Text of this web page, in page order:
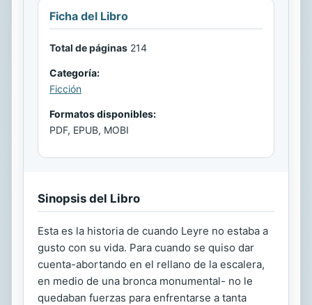
Ficha del Libro
Total de páginas 214
Categoría:
Ficción
Formatos disponibles:
PDF, EPUB, MOBI
Sinopsis del Libro
Esta es la historia de cuando Leyre no estaba a
gusto con su vida. Para cuando se quiso dar
cuenta-abortando en el rellano de la escalera,
en medio de una bronca monumental- no le
quedaban fuerzas para enfrentarse a tanta